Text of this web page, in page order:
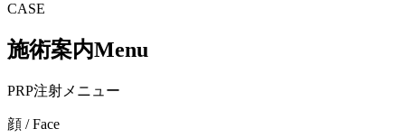
CASE
施術案内Menu
PRP注射メニュー
顔 / Face